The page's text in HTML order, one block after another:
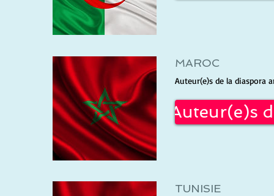
MAROC
Auteur(e)s de la diaspora
Auteur(e)s
TUNISIE